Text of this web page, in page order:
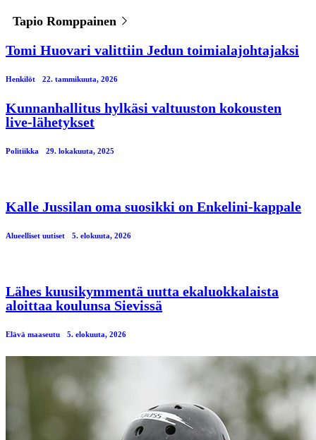
Tapio Romppainen
Tomi Huovari valittiin Jedun toimialajohtajaksi
Henkilöt 22. tammikuuta, 2026
Kunnanhallitus hylkäsi valtuuston kokousten
live-lähetykset
Politiikka 29. lokakuuta, 2025
Kalle Jussilan oma suosikki on Enkelini-kappale
Alueelliset uutiset 5. elokuuta, 2026
Lähes kuusikymmentä uutta ekaluokkalaista
aloittaa koulunsa Sievissä
Elävä maaseutu 5. elokuuta, 2026